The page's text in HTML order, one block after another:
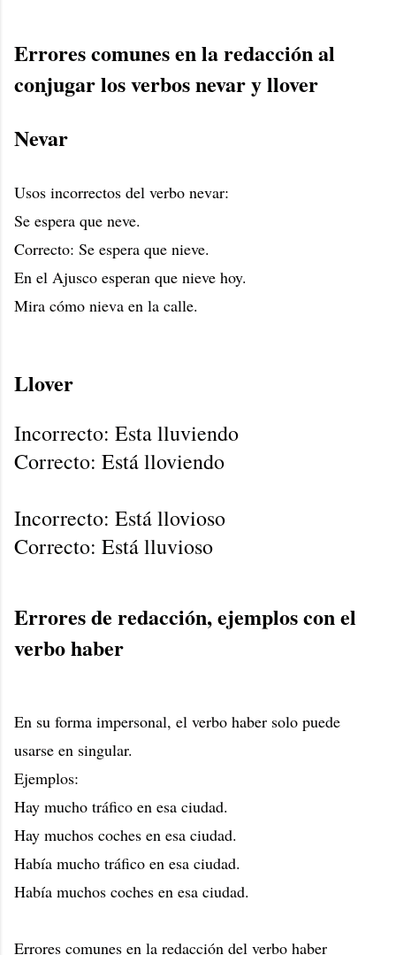
Errores comunes en la redacción al
conjugar los verbos nevar y llover
Nevar
Usos incorrectos del verbo nevar:
Se espera que neve.
Correcto: Se espera que nieve.
En el Ajusco esperan que nieve hoy.
Mira cómo nieva en la calle.
Llover
Incorrecto: Esta lluviendo
Correcto: Está lloviendo
Incorrecto: Está llovioso
Correcto: Está lluvioso
Errores de redacción, ejemplos con el
verbo haber
En su forma impersonal, el verbo haber solo puede
usarse en singular.
Ejemplos:
Hay mucho tráfico en esa ciudad.
Hay muchos coches en esa ciudad.
Había mucho tráfico en esa ciudad.
Había muchos coches en esa ciudad.
Errores comunes en la redacción del verbo haber